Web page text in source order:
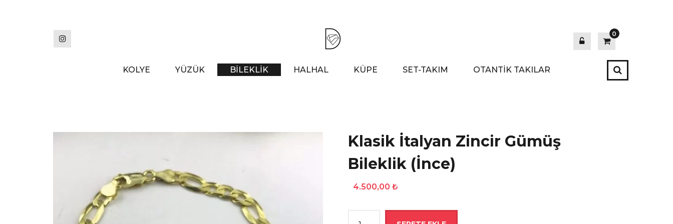
0
KOLYE YÜZÜK BİLEKLİK HALHAL KÜPE SET-TAKIM OTANTİK TAKILAR
Klasik İtalyan Zincir Gümüş
Bileklik (İnce)
4.500,00 ₺